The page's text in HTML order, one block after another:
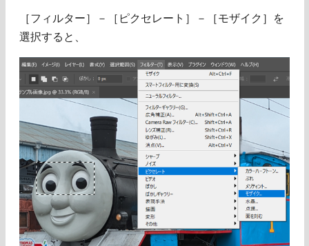
［フィルター］－［ピクセレート］－［モザイク］を
選択すると、